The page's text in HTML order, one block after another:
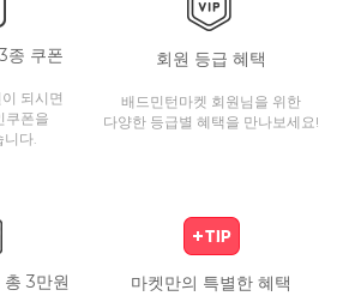
종 쿠폰
되시면
쿠폰을
다.
회원 등급 혜택
배드민턴마켓 회원님을 위한
다양한 등급별 혜택을 만나보세요!
3만원 마켓만의 특별한 혜택